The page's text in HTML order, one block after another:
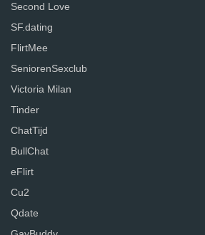
Second Love
SF.dating
FlirtMee
SeniorenSexclub
Victoria Milan
Tinder
ChatTijd
BullChat
eFlirt
Cu2
Qdate